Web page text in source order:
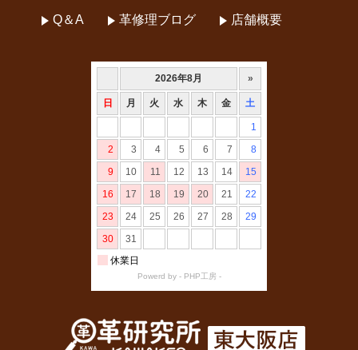
Q＆A 革修理ブログ 店舗概要